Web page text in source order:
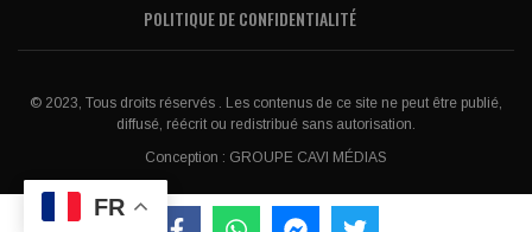
POLITIQUE DE CONFIDENTIALITÉ
© 2023, Tous droits réservés . Les contenus de ce site ne peut être publié,
diffusé, réécrit ou redistribué sans autorisation.
Conception : GROUPE CAVI MÉDIAS
FR